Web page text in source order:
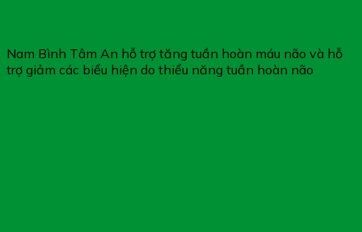
Nam Bình Tâm An hỗ trợ tăng tuần hoàn máu não và hỗ
trợ giảm các biểu hiện do thiểu năng tuần hoàn não